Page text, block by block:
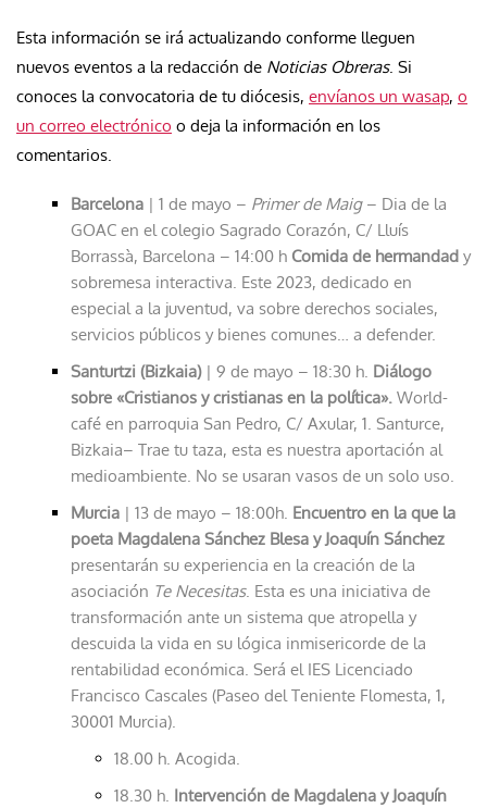
Esta información se irá actualizando conforme lleguen
nuevos eventos a la redacción de Noticias Obreras. Si
conoces la convocatoria de tu diócesis, envíanos un wasap, o
un correo electrónico o deja la información en los
comentarios.
Barcelona | 1 de mayo – Primer de Maig– Dia de la
GOAC en el colegio Sagrado Corazón, C/ Lluís
Borrassà, Barcelona – 14:00 h Comida de hermandad y
sobremesa interactiva. Este 2023, dedicado en
especial a la juventud, va sobre derechos sociales,
servicios públicos y bienes comunes… a defender.
Santurtzi (Bizkaia)| 9 de mayo – 18:30 h. Diálogo
sobre «Cristianos y cristianas en la política». World-
café en parroquia San Pedro, C/ Axular, 1. Santurce,
Bizkaia– Trae tu taza, esta es nuestra aportación al
medioambiente. No se usaran vasos de un solo uso.
Murcia | 13 de mayo – 18:00h. Encuentro en la que la
poeta Magdalena Sánchez Blesa y Joaquín Sánchez
presentarán su experiencia en la creación de la
asociación Te Necesitas. Esta es una iniciativa de
transformación ante un sistema que atropella y
descuida la vida en su lógica inmisericorde de la
rentabilidad económica. Será el IES Licenciado
Francisco Cascales (Paseo del Teniente Flomesta, 1,
30001 Murcia).
18.00 h. Acogida.
18.30 h. Intervención de Magdalena y Joaquín